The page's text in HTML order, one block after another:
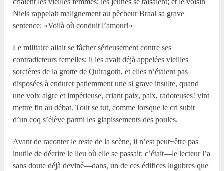
Niels rappelait malignement au pêcheur Braal sa grave
sentence: «Voilà où conduit l’amour!»
Le militaire allait se fâcher sérieusement contre ses
contradicteurs femelles; il les avait déjà appelées vieilles
sorcières de la grotte de Quiragoth, et elles n’étaient pas
disposées à endurer patiemment une si grave insulte, quand
une voix aigre et impérieuse, criant paix, paix, radoteuses! vint
mettre fin au débat. Tout se tut, comme lorsque le cri subit
d’un coq s’élève parmi les glapissements des poules.
Avant de raconter le reste de la scène, il n’est peut−être pas
inutile de décrire le lieu où elle se passait; c’était—le lecteur l’a
sans doute déjà deviné—dans, un de ces édifices lugubres que